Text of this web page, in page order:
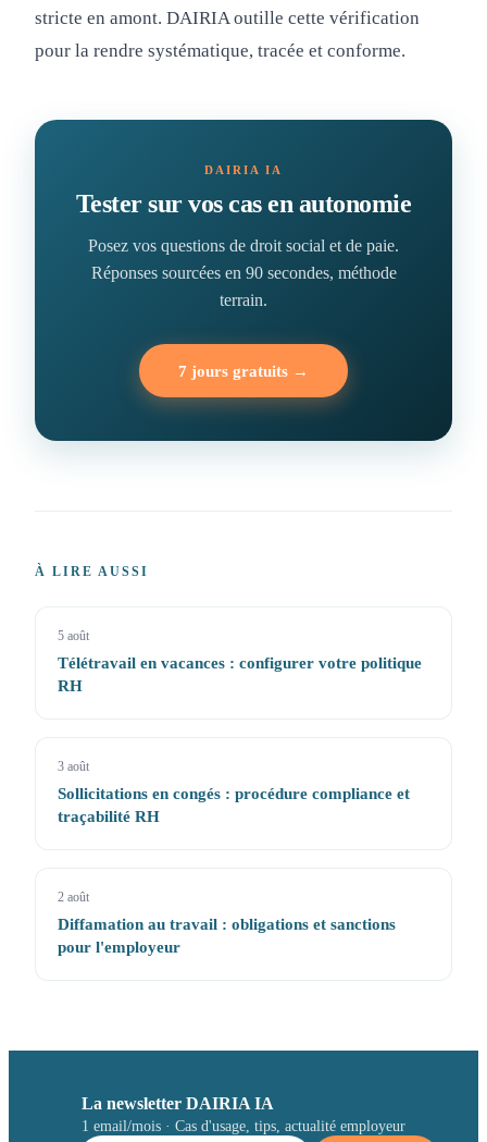
stricte en amont. DAIRIA outille cette vérification
pour la rendre systématique, tracée et conforme.
DAIRIA IA
Tester sur vos cas en autonomie
Posez vos questions de droit social et de paie.
Réponses sourcées en 90 secondes, méthode
terrain.
7 jours gratuits →
À LIRE AUSSI
5 août
Télétravail en vacances : configurer votre politique
RH
3 août
Sollicitations en congés : procédure compliance et
traçabilité RH
2 août
Diffamation au travail : obligations et sanctions
pour l'employeur
La newsletter DAIRIA IA
1 email/mois · Cas d'usage, tips, actualité employeur